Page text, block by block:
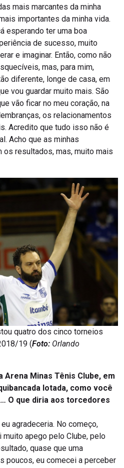
mais marcantes da minha
importantes da minha vida.
esperando ter uma boa
de sucesso, muito
e imaginar. Então, como não
mas, para mim,
diferente, longe de casa, em
vou guardar muito mais. São
vão ficar no meu coração, na
os relacionamentos
Acredito que tudo isso não é
Acho que as minhas
os resultados, mas, muito mais
quatro dos cinco torneios
19 (Foto: Orlando
Arena Minas Tênis Clube, em
lotada, como você
O que diria aos torcedores
agradeceria. No começo,
muito apego pelo Clube, pelo
quase que uma
poucos, eu comecei a perceber